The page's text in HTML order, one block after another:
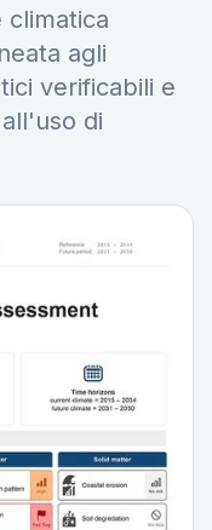
climatica
agli
verificabili e
di